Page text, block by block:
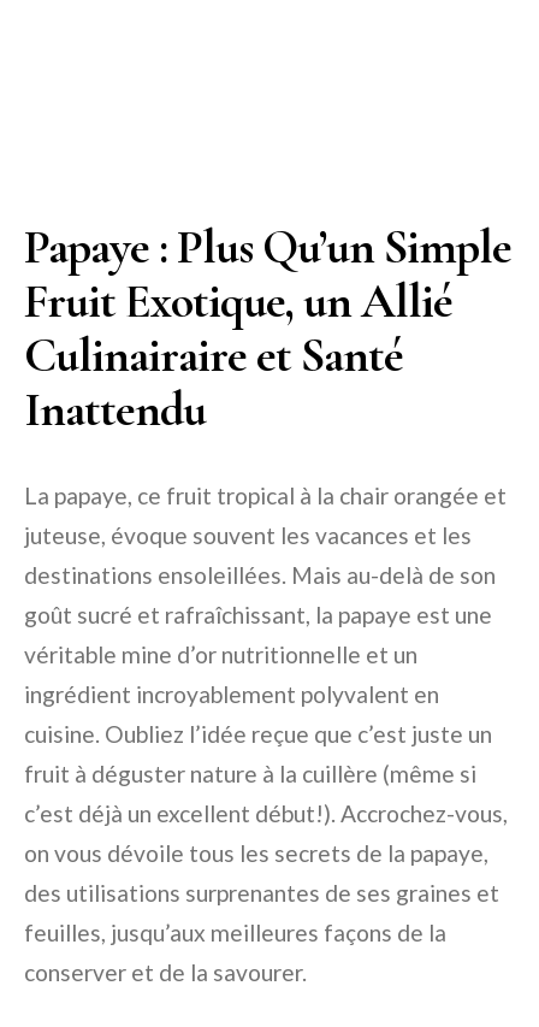
Papaye : Plus Qu’un Simple
Fruit Exotique, un Allié
Culinairaire et Santé
Inattendu
La papaye, ce fruit tropical à la chair orangée et
juteuse, évoque souvent les vacances et les
destinations ensoleillées. Mais au-delà de son
goût sucré et rafraîchissant, la papaye est une
véritable mine d’or nutritionnelle et un
ingrédient incroyablement polyvalent en
cuisine. Oubliez l’idée reçue que c’est juste un
fruit à déguster nature à la cuillère (même si
c’est déjà un excellent début!). Accrochez-vous,
on vous dévoile tous les secrets de la papaye,
des utilisations surprenantes de ses graines et
feuilles, jusqu’aux meilleures façons de la
conserver et de la savourer.